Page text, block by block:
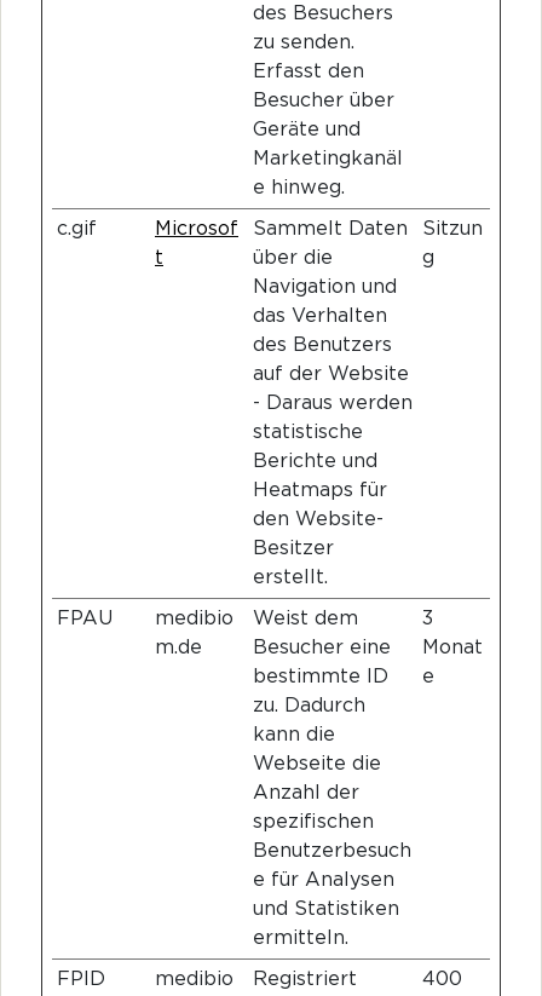
des Besuchers
zu senden.
Erfasst den
Besucher über
Geräte und
Marketingkanäl
e hinweg.
c.gif
Microsof
t
Sammelt Daten
über die
Navigation und
das Verhalten
des Benutzers
auf der Website
- Daraus werden
statistische
Berichte und
Heatmaps für
den Website-
Besitzer
erstellt.
Sitzun
g
FPAU
medibio
m.de
Weist dem
Besucher eine
bestimmte ID
zu. Dadurch
kann die
Webseite die
Anzahl der
spezifischen
Benutzerbesuch
e für Analysen
und Statistiken
ermitteln.
3
Monat
e
FPID medibio Registriert 400